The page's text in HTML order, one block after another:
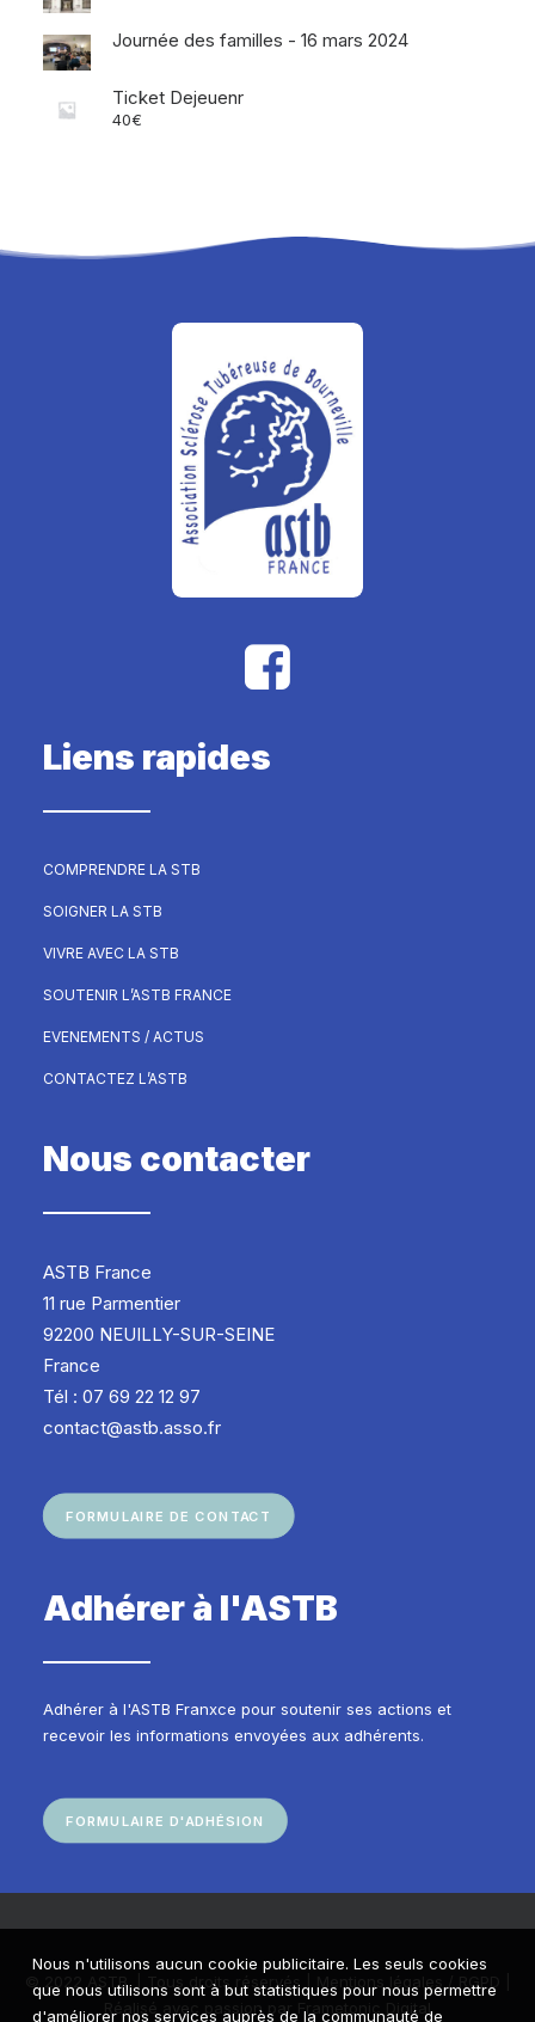
Journée des familles - 16 mars 2024
Ticket Dejeuenr
40€
Liens rapides
COMPRENDRE LA STB
SOIGNER LA STB
VIVRE AVEC LA STB
SOUTENIR L’ASTB FRANCE
EVENEMENTS / ACTUS
CONTACTEZ L’ASTB
Nous contacter
ASTB France
11 rue Parmentier
92200 NEUILLY-SUR-SEINE
France
Tél : 07 69 22 12 97
contact@astb.asso.fr
FORMULAIRE DE CONTACT
Adhérer à l'ASTB
Adhérer à l'ASTB Franxce pour soutenir ses actions et
recevoir les informations envoyées aux adhérents.
FORMULAIRE D'ADHÉSION
© 2022 ASTB. | Tous droits réservés | Mentions légales / RGPD
Réalisé avec passion par
Frametonic Digital
Nous n'utilisons aucun cookie publicitaire. Les seuls cookies
que nous utilisons sont à but statistiques pour nous permettre
d'améliorer nos services auprès de la communauté de